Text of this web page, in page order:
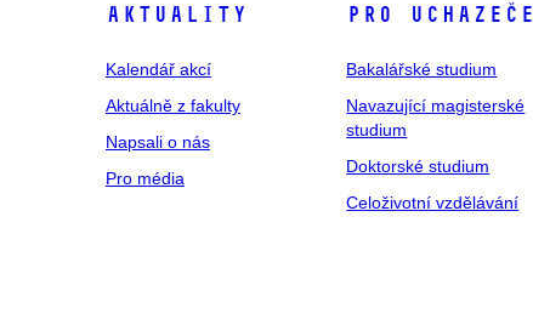
Aktuality
Kalendář akcí
Aktuálně z fakulty
Napsali o nás
Pro média
Pro uchazeče
Bakalářské studium
Navazující magisterské
studium
Doktorské studium
Celoživotní vzdělávání